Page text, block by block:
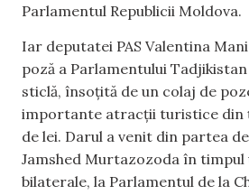
Parlamentul Republicii Moldova.
Iar deputatei PAS Valentina
poză a Parlamentului
sticlă, însoțită de un colaj de
importante atracții turistice din
de lei. Darul a venit din partea
Jamshed Murtazozoda în
bilaterale, la Parlamentul de la